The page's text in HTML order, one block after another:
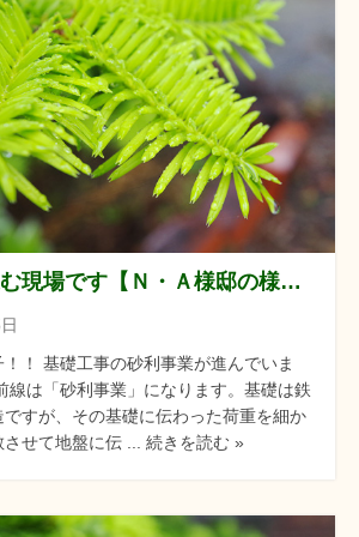
砂利事業が進む現場です【Ｎ・Ａ様邸の様子】
！！ 基礎工事の砂利事業が進んでいま
線は「砂利事業」になります。基礎は鉄
すが、その基礎に伝わった荷重を細か
せて地盤に伝 ... 続きを読む »